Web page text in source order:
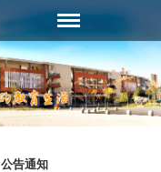
公告通知